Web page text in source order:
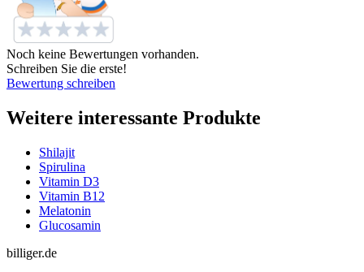
Noch keine Bewertungen vorhanden.
Schreiben Sie die erste!
Bewertung schreiben
Weitere interessante Produkte
Shilajit
Spirulina
Vitamin D3
Vitamin B12
Melatonin
Glucosamin
billiger.de